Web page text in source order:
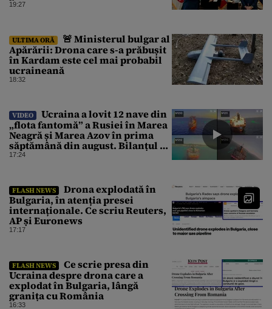
19:27
ULTIMA ORĂ
🚨 Ministerul bulgar al
Apărării: Drona care s-a prăbușit
în Kardam este cel mai probabil
ucraineană
18:32
VIDEO
Ucraina a lovit 12 nave din
„flota fantomă” a Rusiei în Marea
Neagră și Marea Azov în prima
săptămână din august. Bilanțul a
ajuns la 218
17:24
FLASH NEWS
Drona explodată în
Bulgaria, în atenția presei
internaționale. Ce scriu Reuters,
AP și Euronews
17:17
FLASH NEWS
Ce scrie presa din
Ucraina despre drona care a
explodat în Bulgaria, lângă
granița cu România
16:33